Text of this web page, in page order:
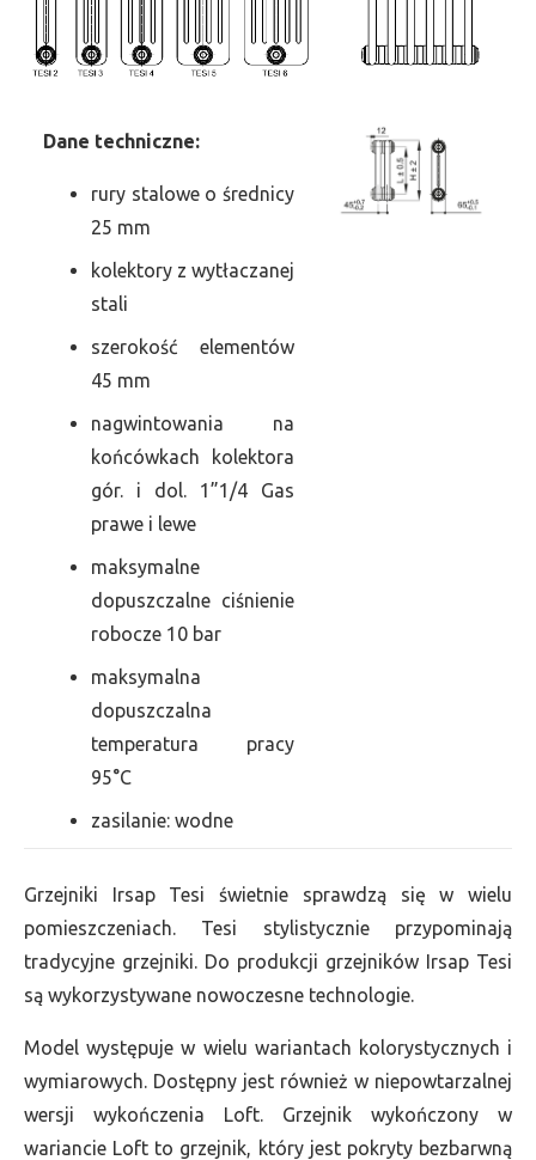
Dane techniczne:
rury stalowe o średnicy
25 mm
kolektory z wytłaczanej
stali
szerokość elementów
45 mm
nagwintowania na
końcówkach kolektora
gór. i dol. 1”1/4 Gas
prawe i lewe
maksymalne
dopuszczalne ciśnienie
robocze 10 bar
maksymalna
dopuszczalna
temperatura pracy
95°C
zasilanie: wodne
Grzejniki Irsap Tesi świetnie sprawdzą się w wielu
pomieszczeniach. Tesi stylistycznie przypominają
tradycyjne grzejniki. Do produkcji grzejników Irsap Tesi
są wykorzystywane nowoczesne technologie.
Model występuje w wielu wariantach kolorystycznych i
wymiarowych. Dostępny jest również w niepowtarzalnej
wersji wykończenia Loft. Grzejnik wykończony w
wariancie Loft to grzejnik, który jest pokryty bezbarwną